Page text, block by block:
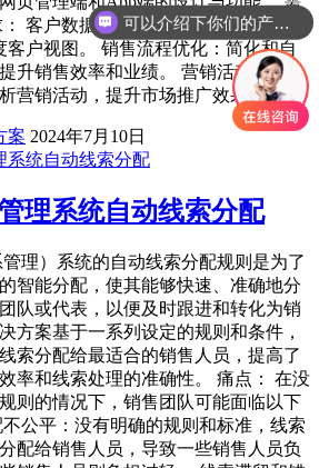
客户数据管理：集中存储和管理客户
客户视图。 销售流程优化：简化和自
升销售效率和业绩。 营销活动管理：
营销活动，提升市场推广效果。 …
案 2024年7月10日
理系统自动线索分配
理）系统的自动线索分配规则是为了
智能分配，使其能够快速、准确地分
队或代表，以便及时跟进和转化为销
方案基于一系列设定的规则和条件，
索分配给最适合的销售人员，提高了
率和线索处理的准确性。 痛点： 在没
则的情况下，销售团队可能面临以下
公平：没有明确的规则和标准，线索
配给销售人员，导致一些销售人员负
可以介绍下你们的产品么
你们是怎么收费的呢